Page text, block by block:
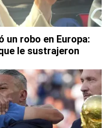
un robo en Europa:
le sustrajeron